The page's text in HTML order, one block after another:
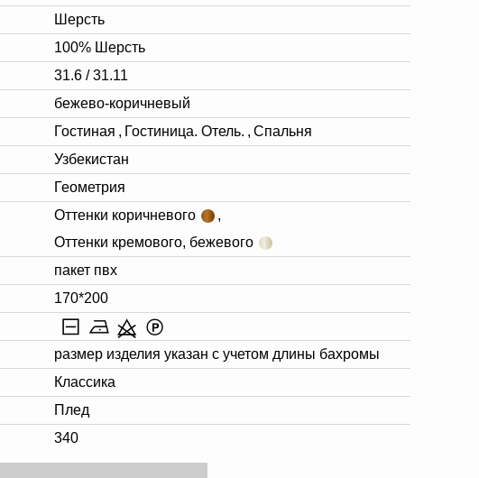
Шерсть
100% Шерсть
31.6 / 31.11
бежево-коричневый
Гостиная , Гостиница. Отель. , Спальня
Узбекистан
Геометрия
Оттенки коричневого
,
Оттенки кремового, бежевого
пакет пвх
170*200
размер изделия указан с учетом длины бахромы
Классика
Плед
340